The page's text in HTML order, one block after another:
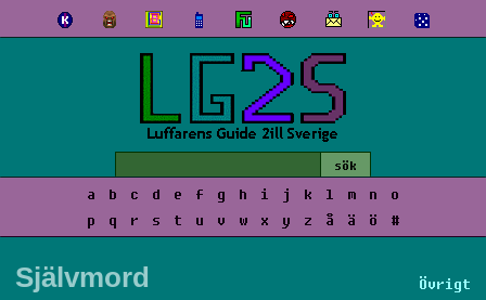
a b c d e f g h i j k l m n
o
p
q r s t u v w x y z å ä ö #
Övrigt
Självmord